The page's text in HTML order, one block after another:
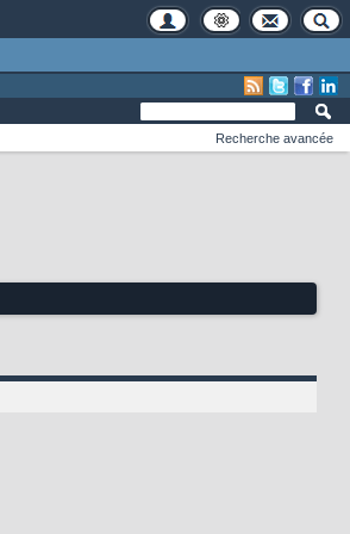
Recherche avancée